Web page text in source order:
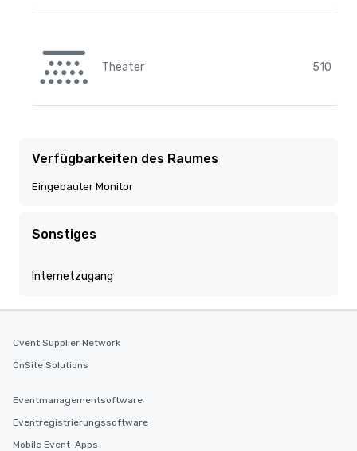
Theater 510
Verfügbarkeiten des Raumes
Eingebauter Monitor
Sonstiges
Internetzugang
Cvent Supplier Network
OnSite Solutions
Eventmanagementsoftware
Eventregistrierungssoftware
Mobile Event-Apps